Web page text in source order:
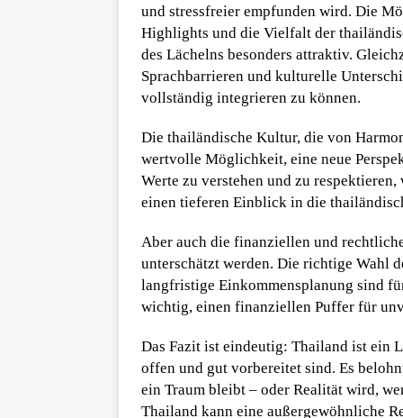
und stressfreier empfunden wird. Die
Highlights und die Vielfalt der
des Lächelns besonders attraktiv.
Sprachbarrieren und kulturelle
vollständig integrieren zu können.
Die thailändische Kultur, die von
wertvolle Möglichkeit, eine neue
Werte zu verstehen und zu
einen tieferen Einblick in die
Aber auch die finanziellen und
unterschätzt werden. Die richtige Wahl
langfristige Einkommensplanung sind
wichtig, einen finanziellen Puffer für
Das Fazit ist eindeutig: Thailand ist
offen und gut vorbereitet sind. Es
ein Traum bleibt – oder Realität wird,
Thailand kann eine außergewöhnliche